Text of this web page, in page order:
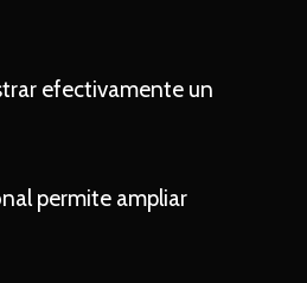
efectivamente un
permite ampliar